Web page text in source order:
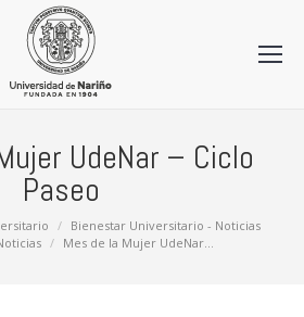
UdeNar – Ciclo
Paseo
Bienestar Universitario - Noticias
Mes de la Mujer UdeNar…